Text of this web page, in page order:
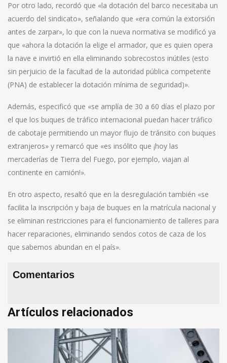
Por otro lado, recordó que «la dotación del barco necesitaba un
acuerdo del sindicato», señalando que «era común la extorsión
antes de zarpar», lo que con la nueva normativa se modificó ya
que «ahora la dotación la elige el armador, que es quien opera
la nave e invirtió en ella eliminando sobrecostos inútiles (esto
sin perjuicio de la facultad de la autoridad pública competente
(PNA) de establecer la dotación mínima de seguridad)».
Además, especificó que «se amplía de 30 a 60 días el plazo por
el que los buques de tráfico internacional puedan hacer tráfico
de cabotaje permitiendo un mayor flujo de tránsito con buques
extranjeros» y remarcó que «es insólito que ¡hoy las
mercaderías de Tierra del Fuego, por ejemplo, viajan al
continente en camión!».
En otro aspecto, resaltó que en la desregulación también «se
facilita la inscripción y baja de buques en la matrícula nacional y
se eliminan restricciones para el funcionamiento de talleres para
hacer reparaciones, eliminando sendos cotos de caza de los
que sabemos abundan en el país».
Comentarios
Artículos relacionados